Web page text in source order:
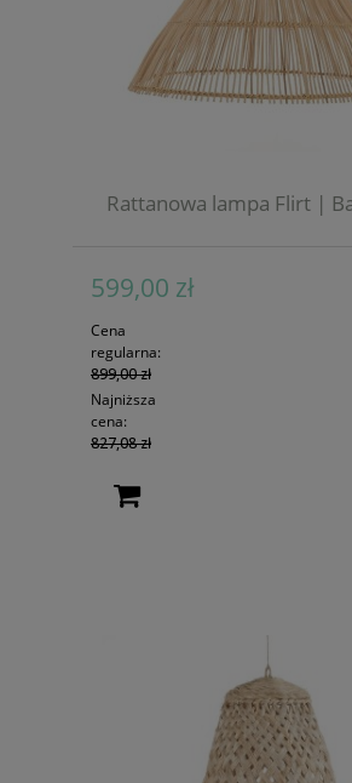
Rattanowa lampa Flirt |
599,00 zł
Cena
regularna:
899,00 zł
Najniższa
cena:
827,08 zł